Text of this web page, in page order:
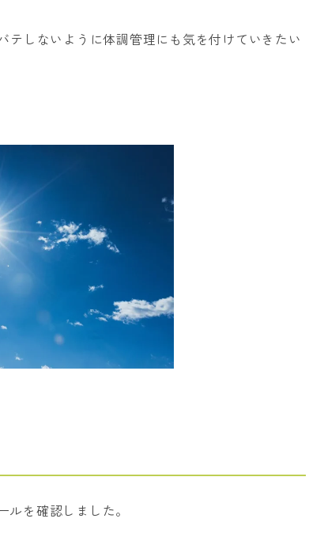
しないように体調管理にも気を付けていきたい
を確認しました。